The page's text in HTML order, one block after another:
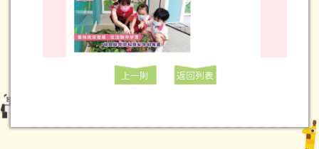
上一則 返回列表